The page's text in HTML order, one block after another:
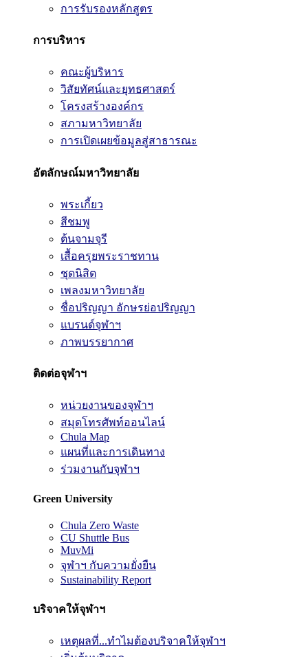
การรับรองหลักสูตร
การบริหาร
คณะผู้บริหาร
วิสัยทัศน์และยุทธศาสตร์
โครงสร้างองค์กร
สภามหาวิทยาลัย
การเปิดเผยข้อมูลสู่สาธารณะ
อัตลักษณ์มหาวิทยาลัย
พระเกี้ยว
สีชมพู
ต้นจามจุรี
เสื้อครุยพระราชทาน
ชุดนิสิต
เพลงมหาวิทยาลัย
ชื่อปริญญา อักษรย่อปริญญา
แบรนด์จุฬาฯ
ภาพบรรยากาศ
ติดต่อจุฬาฯ
หน่วยงานของจุฬาฯ
สมุดโทรศัพท์ออนไลน์
Chula Map
แผนที่และการเดินทาง
ร่วมงานกับจุฬาฯ
Green University
Chula Zero Waste
CU Shuttle Bus
MuvMi
จุฬาฯ กับความยั่งยืน
Sustainability Report
บริจาคให้จุฬาฯ
เหตุผลที่...ทำไมต้องบริจาคให้จุฬาฯ